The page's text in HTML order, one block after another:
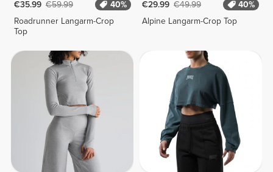
€35.99 €59.99
40%
Roadrunner Langarm-Crop
Top
€29.99 €49.99
40%
Alpine Langarm-Crop Top